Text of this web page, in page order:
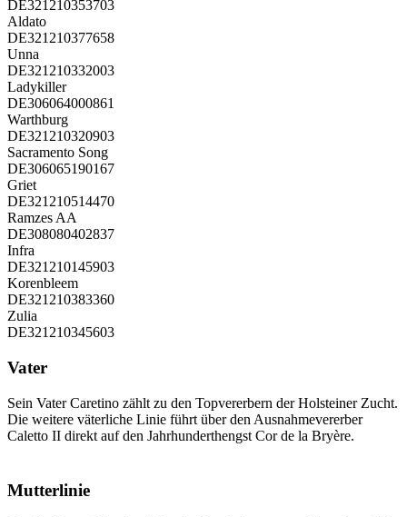
DE321210353703
Aldato
DE321210377658
Unna
DE321210332003
Ladykiller
DE306064000861
Warthburg
DE321210320903
Sacramento Song
DE306065190167
Griet
DE321210514470
Ramzes AA
DE308080402837
Infra
DE321210145903
Korenbleem
DE321210383360
Zulia
DE321210345603
Vater
Sein Vater Caretino zählt zu den Topvererbern der Holsteiner Zucht.
Die weitere väterliche Linie führt über den Ausnahmevererber
Caletto II direkt auf den Jahrhunderthengst Cor de la Bryère.
Mutterlinie